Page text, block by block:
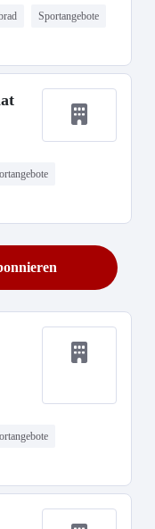
Sportangebote